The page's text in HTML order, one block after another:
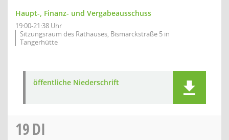
Haupt-, Finanz- und Vergabeausschuss
19:00-21:38 Uhr
Sitzungsraum des Rathauses, Bismarckstraße 5 in
Tangerhütte
öffentliche Niederschrift
19DI